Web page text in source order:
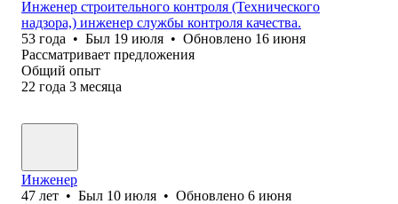
Инженер строительного контроля (Технического
надзора,) инженер службы контроля качества.
53 года • Был 19 июля • Обновлено 16 июня
Рассматривает предложения
Общий опыт
22 года 3 месяца
Инженер
47 лет • Был 10 июля • Обновлено 6 июня